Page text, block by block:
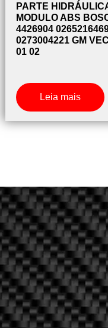
PARTE
MODULO ABS
4426904
0273004221 GM
01 02
Leia mais